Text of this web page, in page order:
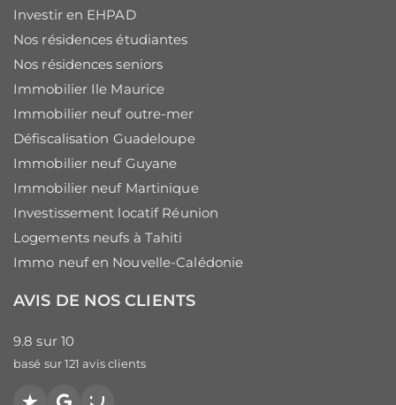
Investir en EHPAD
Nos résidences étudiantes
Nos résidences seniors
Immobilier Ile Maurice
Immobilier neuf outre-mer
Défiscalisation Guadeloupe
Immobilier neuf Guyane
Immobilier neuf Martinique
Investissement locatif Réunion
Logements neufs à Tahiti
Immo neuf en Nouvelle-Calédonie
AVIS DE NOS CLIENTS
9.8 sur 10
basé sur 121 avis clients